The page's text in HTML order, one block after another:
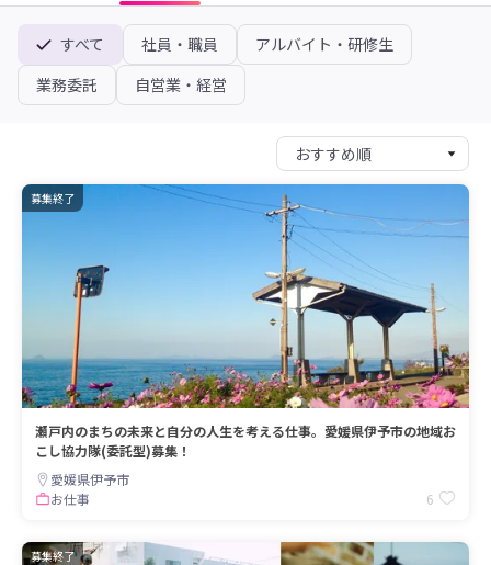
すべて 社員・職員
アルバイト・研修生
業務委託
自営業・経営
募集終了
瀬戸内のまちの未来と自分の人生を考える仕事。愛媛県伊予市の地域お
こし協力隊(委託型)募集！
愛媛県伊予市
お仕事
6
募集終了